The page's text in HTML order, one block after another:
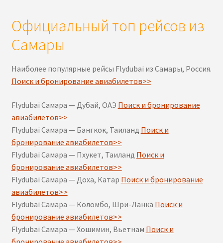
Официальный топ рейсов из
Самары
Наиболее популярные рейсы Flydubai из Самары, Россия.
Поиск и бронирование авиабилетов>>
Flydubai Самара — Дубай, ОАЭ Поиск и бронирование
авиабилетов>>
Flydubai Самара — Бангкок, Таиланд Поиск и
бронирование авиабилетов>>
Flydubai Самара — Пхукет, Таиланд Поиск и
бронирование авиабилетов>>
Flydubai Самара — Доха, Катар Поиск и бронирование
авиабилетов>>
Flydubai Самара — Коломбо, Шри-Ланка Поиск и
бронирование авиабилетов>>
Flydubai Самара — Хошимин, Вьетнам Поиск и